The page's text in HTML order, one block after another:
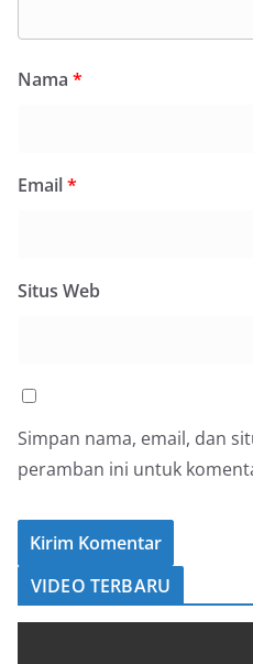
Nama *
Email*
Situs Web
Simpan nama, email, dan
peramban ini untuk
VIDEO TERBARU